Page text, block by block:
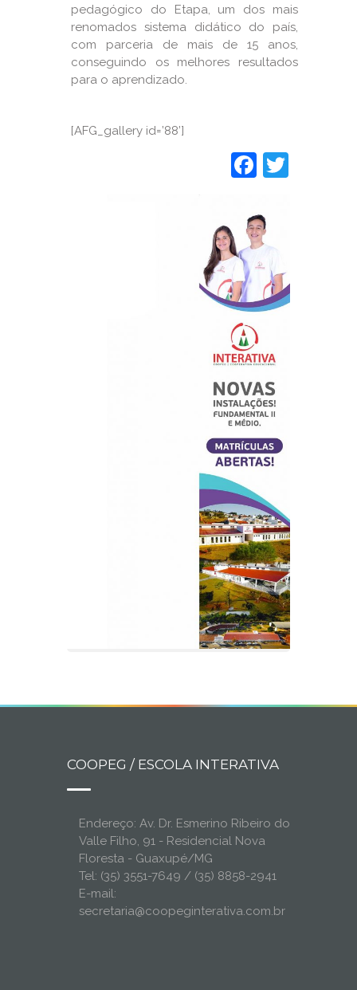
pedagógico do Etapa, um dos mais
renomados sistema didático do país,
com parceria de mais de 15 anos,
conseguindo os melhores resultados
para o aprendizado.
[AFG_gallery id=’88’]
COOPEG / ESCOLA INTERATIVA
Endereço: Av. Dr. Esmerino Ribeiro do
Valle Filho, 91 - Residencial Nova
Floresta - Guaxupé/MG
Tel: (35) 3551-7649 / (35) 8858-2941
E-mail:
secretaria@coopeginterativa.com.br